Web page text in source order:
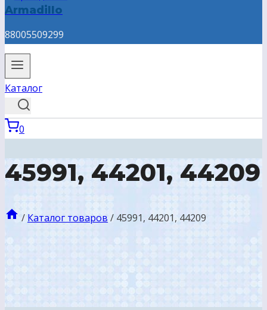
Armadillo
88005509299
Каталог
0
45991, 44201, 44209
/ Каталог товаров / 45991, 44201, 44209